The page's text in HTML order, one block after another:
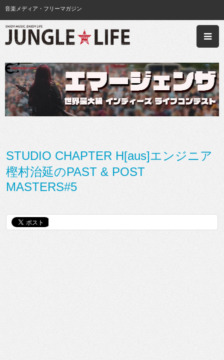
音楽メディア・フリーマガジン
STUDIO CHAPTER H[aus]エンジニア
樫村治延のPAST & POST
MASTERS#5